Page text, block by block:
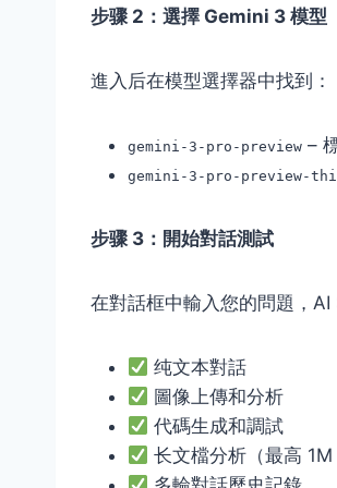
步骤 2：選擇 Gemini 3 模型
進入后在模型選擇器中找到：
gemini-3-pro-preview –
gemini-3-pro-preview-
步骤 3：開始對話測試
在對話框中輸入您的問題，AI
纯文本對話
圖像上傳和分析
代碼生成和調試
长文檔分析（最高 1M